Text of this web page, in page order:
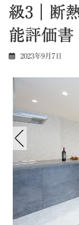
級3｜断
能評価書
2023年9月7日